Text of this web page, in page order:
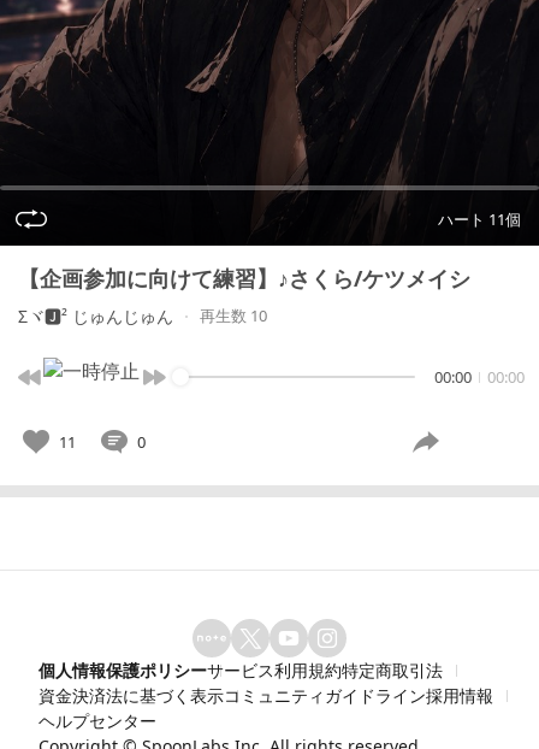
ハート 11個
【企画参加に向けて練習】♪さくら/ケツメイシ
Σヾ🅹² じゅんじゅん 再生数 10
00:00 00:00
11 0
個人情報保護ポリシーサービス利用規約特定商取引法
資金決済法に基づく表示コミュニティガイドライン採用情報
ヘルプセンター